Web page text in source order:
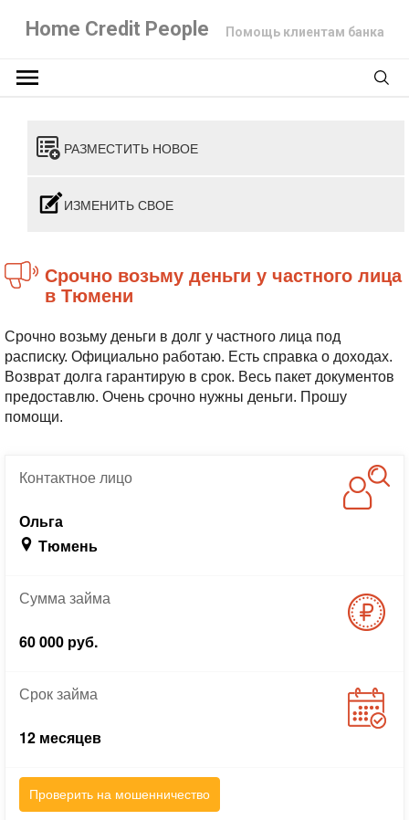
Home Credit People Помощь клиентам банка
РАЗМЕСТИТЬ НОВОЕ
ИЗМЕНИТЬ СВОЕ
Срочно возьму деньги у частного лица
в Тюмени
Срочно возьму деньги в долг у частного лица под
расписку. Официально работаю. Есть справка о доходах.
Возврат долга гарантирую в срок. Весь пакет документов
предоставлю. Очень срочно нужны деньги. Прошу
помощи.
Контактноелицо
Ольга
Тюмень
Суммазайма
60 000 руб.
Срокзайма
12 месяцев
Проверить на мошенничество